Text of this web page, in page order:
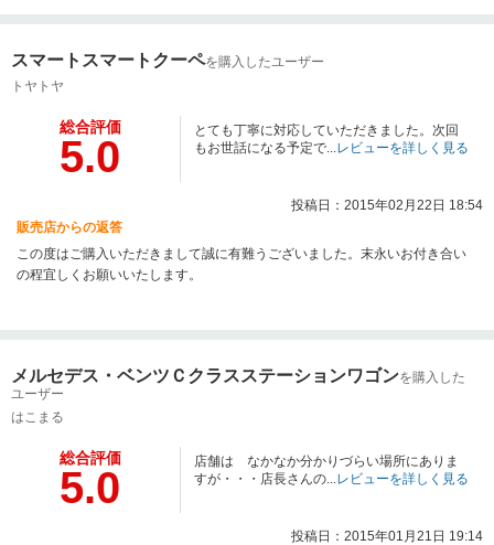
スマートスマートクーペを購入したユーザー
トヤトヤ
総合評価
5.0
とても丁寧に対応していただきました。次回
もお世話になる予定で...レビューを詳しく見る
投稿日：2015年02月22日 18:54
販売店からの返答
この度はご購入いただきまして誠に有難うございました。末永いお付き合い
の程宜しくお願いいたします。
メルセデス・ベンツＣクラスステーションワゴンを購入した
ユーザー
はこまる
総合評価
5.0
店舗は なかなか分かりづらい場所にありま
すが・・・店長さんの...レビューを詳しく見る
投稿日：2015年01月21日 19:14